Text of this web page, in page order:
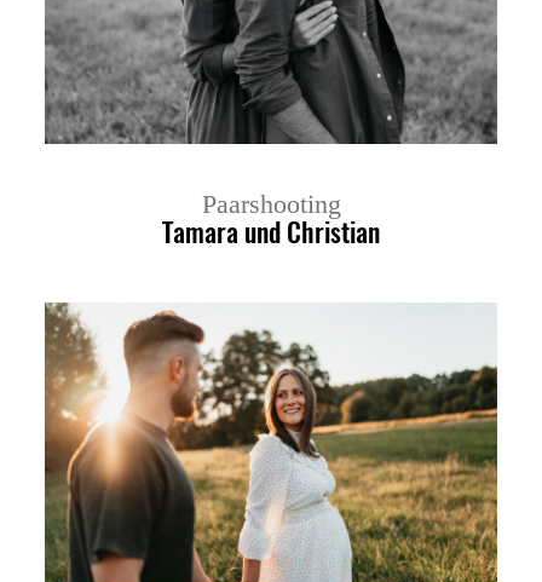
Leistungen
Kontakt
Paarshooting
Tamara und Christian